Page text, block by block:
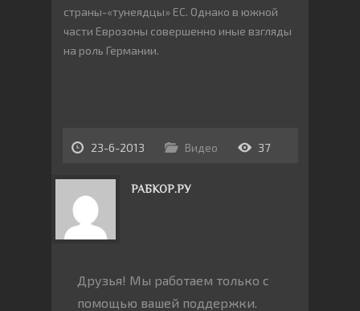
страны-«тунеядцы» ЕС. Однако в южной
части Еврозоны совершенно иные взгляды
на роль Германии.
23-6-2013 Видео 37
РАБКОР.РУ
Друзья! Мы работаем только с
помощью вашей поддержки.